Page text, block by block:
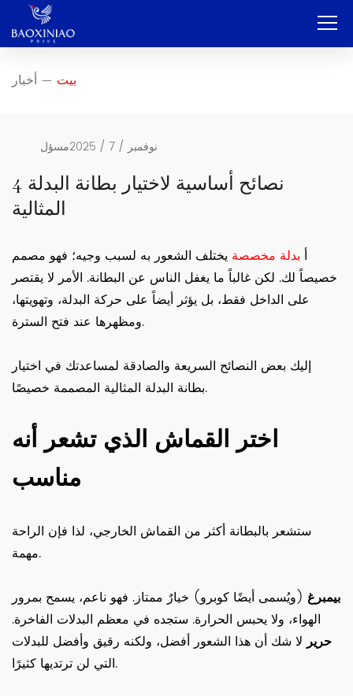
بيت — أخبار
نوفمبر / 7 / 2025 مسؤل
4 نصائح أساسية لاختيار بطانة البدلة
المثالية
أ بدلة مخصصة يختلف الشعور به لسبب وجيه؛ فهو مصمم
خصيصاً لك. لكن غالباً ما يغفل الناس عن البطانة. الأمر لا يقتصر
على الداخل فقط، بل يؤثر أيضاً على حركة البدلة، وتهويتها،
ومظهرها عند فتح السترة.
إليك بعض النصائح السريعة والصادقة لمساعدتك في اختيار
بطانة البدلة المثالية المصممة خصيصًا.
اختر القماش الذي تشعر أنه
مناسب
ستشعر بالبطانة أكثر من القماش الخارجي، لذا فإن الراحة
مهمة.
بيمبرغ (ويُسمى أيضًا كوبرو) خيارٌ ممتاز. فهو ناعم، يسمح بمرور
الهواء، ولا يحبس الحرارة. ستجده في معظم البدلات الفاخرة.
حريرلا شك أن هذا الشعور أفضل، ولكنه رقيق وأفضل للبدلات
التي لن ترتديها كثيرًا.
تصنيع المعدات الأصلية وتصنيع التصميم الشخصي
خدمة
منتج
مدونة
العربية